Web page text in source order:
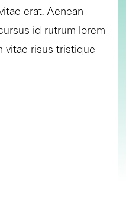
erat. Aenean
id rutrum lorem
vitae risus tristique